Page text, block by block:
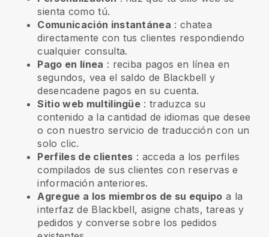
sienta como tú.
Comunicación instantánea : chatea
directamente con tus clientes respondiendo
cualquier consulta.
Pago en línea : reciba pagos en línea en
segundos, vea el saldo de Blackbell y
desencadene pagos en su cuenta.
Sitio web multilingüe : traduzca su
contenido a la cantidad de idiomas que desee
o con nuestro servicio de traducción con un
solo clic.
Perfiles de clientes : acceda a los perfiles
compilados de sus clientes con reservas e
información anteriores.
Agregue a los miembros de su equipo a la
interfaz de Blackbell, asigne chats, tareas y
pedidos y converse sobre los pedidos